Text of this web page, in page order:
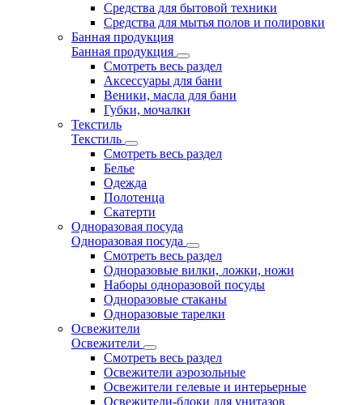
Средства для бытовой техники
Средства для мытья полов и полировки
Банная продукция
Банная продукция
Смотреть весь раздел
Аксессуары для бани
Веники, масла для бани
Губки, мочалки
Текстиль
Текстиль
Смотреть весь раздел
Белье
Одежда
Полотенца
Скатерти
Одноразовая посуда
Одноразовая посуда
Смотреть весь раздел
Одноразовые вилки, ложки, ножи
Наборы одноразовой посуды
Одноразовые стаканы
Одноразовые тарелки
Освежители
Освежители
Смотреть весь раздел
Освежители аэрозольные
Освежители гелевые и интерьерные
Освежители-блоки для унитазов